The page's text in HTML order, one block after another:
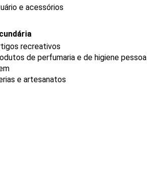
e acessórios
recreativos
de perfumaria e de higiene pessoal
e artesanatos